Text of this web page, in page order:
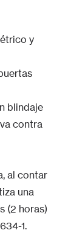
y
blindaje
contra
al contar
una
(2 horas)
1.